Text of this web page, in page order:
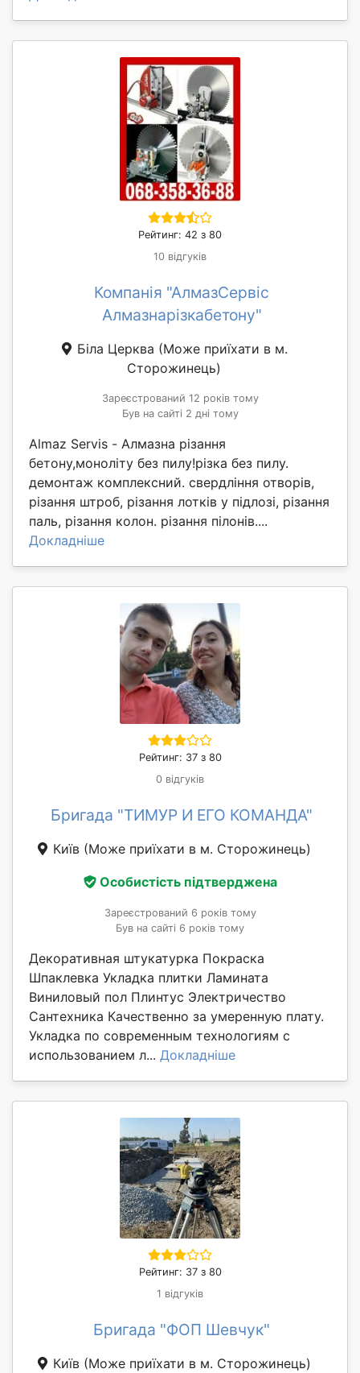
Рейтинг: 42 з 80
10 відгуків
Компанія "АлмазСервіс
Алмазнарізкабетону"
Біла Церква (Може приїхати в м.
Сторожинець)
Зареєстрований 12 років тому
Був на сайті 2 дні тому
Almaz Servis - Алмазна різання
бетону,моноліту без пилу!різка без пилу.
демонтаж комплексний. свердління отворів,
різання штроб, різання лотків у підлозі, різання
паль, різання колон. різання пілонів....
Докладніше
Рейтинг: 37 з 80
0 відгуків
Бригада "ТИМУР И ЕГО КОМАНДА"
Київ (Може приїхати в м. Сторожинець)
Особистість підтверджена
Зареєстрований 6 років тому
Був на сайті 6 років тому
Декоративная штукатурка Покраска
Шпаклевка Укладка плитки Ламината
Виниловый пол Плинтус Электричество
Сантехника Качественно за умеренную плату.
Укладка по современным технологиям с
использованием л... Докладніше
Рейтинг: 37 з 80
1 відгуків
Бригада "ФОП Шевчук"
Київ (Може приїхати в м. Сторожинець)